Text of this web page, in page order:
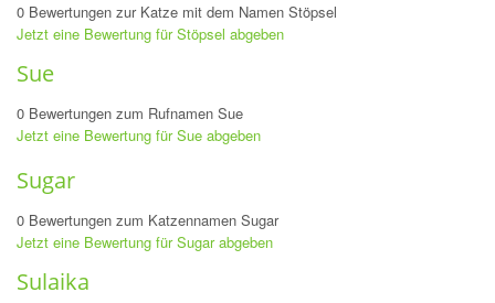
0 Bewertungen zur Katze mit dem Namen Stöpsel
Jetzt eine Bewertung für Stöpsel abgeben
Sue
0 Bewertungen zum Rufnamen Sue
Jetzt eine Bewertung für Sue abgeben
Sugar
0 Bewertungen zum Katzennamen Sugar
Jetzt eine Bewertung für Sugar abgeben
Sulaika